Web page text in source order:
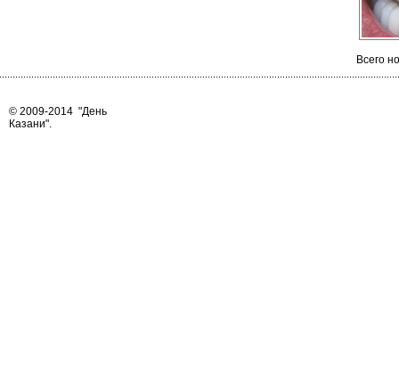
Всего
© 2009-2014 "День
Казани".